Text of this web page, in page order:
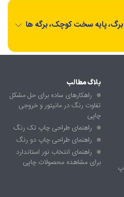
تقویم رومیزی کلاسیک، 13 برگ، پایه سخت کوچک، برگه ها
بلاگ مطالب
راهکارهای ساده برای حل مشکل
تفاوت رنگ در مانیتور و خروجی
چاپی
راهنمای طراحی چاپ تک رنگ
راهنمای طراحی چاپ دو رنگ
راهنمای انتخاب نور استاندارد
برای مشاهده محصولات چاپی